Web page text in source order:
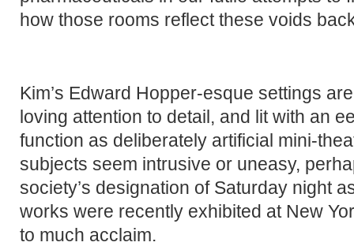
how those rooms reflect these voids
Kim’s Edward Hopper-esque settings
loving attention to detail, and lit with an
function as deliberately artificial mini-
subjects seem intrusive or uneasy,
society’s designation of Saturday night
works were recently exhibited at New
to much acclaim.